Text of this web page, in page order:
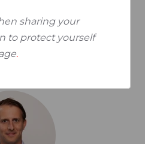
exécutive
sharing your
to protect yourself
.